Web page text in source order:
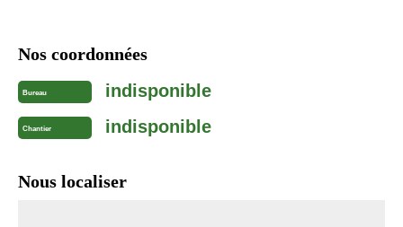
Nos coordonnées
Bureau indisponible
Chantier indisponible
Nous localiser